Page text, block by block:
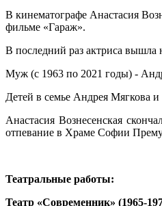
В кинематографе Анастасия
фильме «Гараж».
В последний раз актриса
Муж (с 1963 по 2021 годы) -
Детей в семье Андрея Мягкова
Анастасия Вознесенская
отпевание в Храме Софии
Театральные работы:
Театр «Современник» (1965-